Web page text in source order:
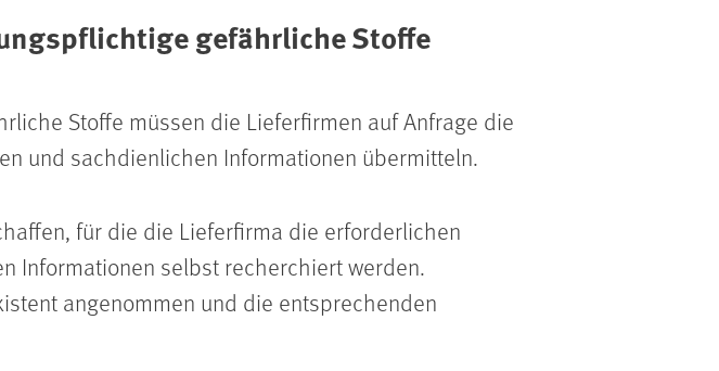
gefährliche Stoffe
Stoffe müssen die Lieferfirmen auf Anfrage die
und sachdienlichen Informationen übermitteln.
für die die Lieferfirma die erforderlichen
Informationen selbst recherchiert werden.
angenommen und die entsprechenden